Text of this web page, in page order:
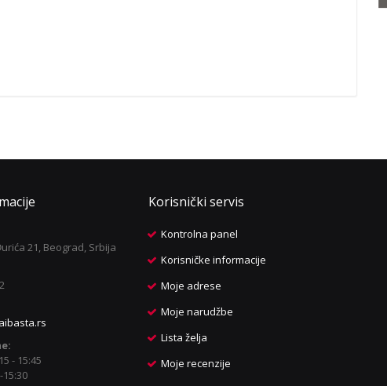
21, Beograd, Srbija
- 15:45
Korisnički servis
Kontrolna panel
Korisničke informacije
Moje adrese
Moje narudžbe
Lista želja
Moje recenzije